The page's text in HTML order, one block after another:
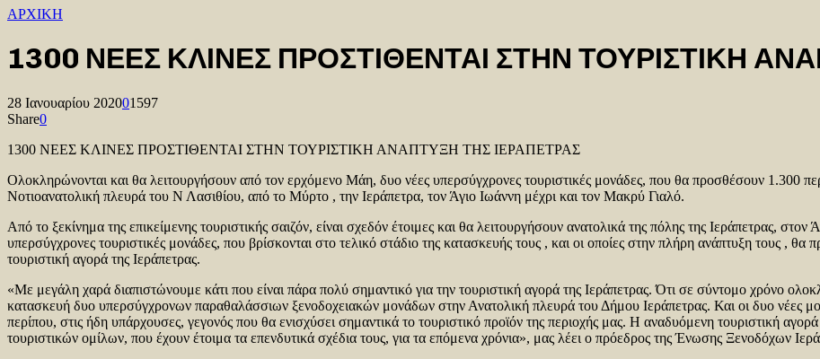
ΑΡΧΙΚΗ
1300 ΝΕΕΣ ΚΛΙΝΕΣ ΠΡΟΣΤΙΘΕΝΤΑΙ ΣΤΗΝ ΤΟΥΡΙΣΤΙΚΗ
28 Ιανουαρίου 202001597
Share0
1300 ΝΕΕΣ ΚΛΙΝΕΣ ΠΡΟΣΤΙΘΕΝΤΑΙ ΣΤΗΝ ΤΟΥΡΙΣΤΙΚΗ ΑΝΑΠΤΥΞΗ ΤΗΣ ΙΕΡΑΠΕΤΡΑΣ
Ολοκληρώνονται και θα λειτουργήσουν από τον ερχόμενο Μάη, δυο νέες υπερσύγχρονες τουριστικές μονάδες, που θα προσθέσουν 1.300
Νοτιοανατολική πλευρά του Ν Λασιθίου, από το Μύρτο , την Ιεράπετρα, τον Άγιο Ιωάννη μέχρι και τον Μακρύ Γιαλό.
Από το ξεκίνημα της επικείμενης τουριστικής σαιζόν, είναι σχεδόν έτοιμες και θα λειτουργήσουν ανατολικά της πόλης της Ιεράπετρας,
υπερσύγχρονες τουριστικές μονάδες, που βρίσκονται στο τελικό στάδιο της κατασκευής τους , και οι οποίες στην πλήρη ανάπτυξη τους ,
τουριστική αγορά της Ιεράπετρας.
«Με μεγάλη χαρά διαπιστώνουμε κάτι που είναι πάρα πολύ σημαντικό για την τουριστική αγορά της Ιεράπετρας. Ότι σε σύντομο χρόνο
κατασκευή δυο υπερσύγχρονων παραθαλάσσιων ξενοδοχειακών μονάδων στην Ανατολική πλευρά του Δήμου Ιεράπετρας. Και οι δυο νέες
περίπου, στις ήδη υπάρχουσες, γεγονός που θα ενισχύσει σημαντικά το τουριστικό προϊόν της περιοχής μας. Η αναδυόμενη τουριστική
τουριστικών ομίλων, που έχουν έτοιμα τα επενδυτικά σχέδια τους, για τα επόμενα χρόνια», μας λέει ο πρόεδρος της Ένωσης Ξενοδόχων